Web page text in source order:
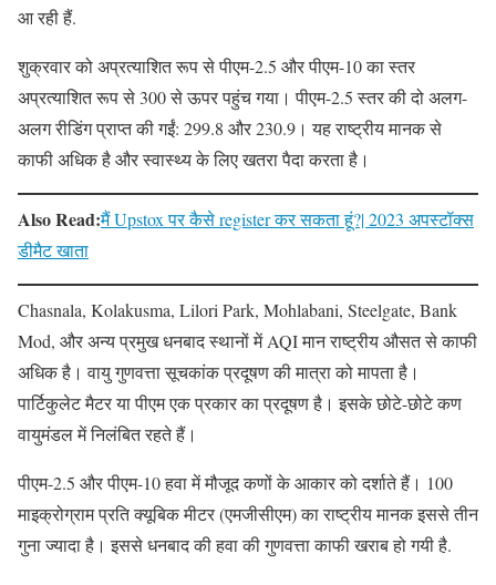
आ रही हैं.
शुक्रवार को अप्रत्याशित रूप से पीएम-2.5 और पीएम-10 का स्तर
अप्रत्याशित रूप से 300 से ऊपर पहुंच गया। पीएम-2.5 स्तर की दो अलग-
अलग रीडिंग प्राप्त की गईं: 299.8 और 230.9। यह राष्ट्रीय मानक से
काफी अधिक है और स्वास्थ्य के लिए खतरा पैदा करता है।
Also Read:मैं Upstox पर कैसे register कर सकता हूं?| 2023 अपस्टॉक्स
डीमैट खाता
Chasnala, Kolakusma, Lilori Park, Mohlabani, Steelgate, Bank
Mod, और अन्य प्रमुख धनबाद स्थानों में AQI मान राष्ट्रीय औसत से काफी
अधिक है। वायु गुणवत्ता सूचकांक प्रदूषण की मात्रा को मापता है।
पार्टिकुलेट मैटर या पीएम एक प्रकार का प्रदूषण है। इसके छोटे-छोटे कण
वायुमंडल में निलंबित रहते हैं।
पीएम-2.5 और पीएम-10 हवा में मौजूद कणों के आकार को दर्शाते हैं। 100
माइक्रोग्राम प्रति क्यूबिक मीटर (एमजीसीएम) का राष्ट्रीय मानक इससे तीन
गुना ज्यादा है। इससे धनबाद की हवा की गुणवत्ता काफी खराब हो गयी है.